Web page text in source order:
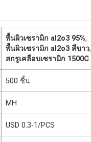
พื้นผิวเซรามิก al2o3 95%,
พื้นผิวเซรามิก al2o3 สีขาว,
สกรูเคลือบเซรามิก 1500C
500 ชิ้น
MH
USD 0.3-1/PCS